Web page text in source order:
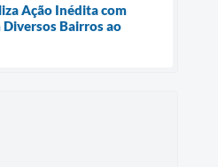
Ação Inédita com
Diversos Bairros ao